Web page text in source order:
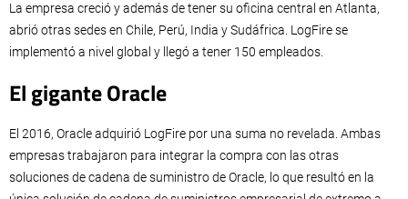
La empresa creció y además de tener su oficina central en Atlanta,
abrió otras sedes en Chile, Perú, India y Sudáfrica. LogFire se
implementó a nivel global y llegó a tener 150 empleados.
El gigante Oracle
El 2016, Oracle adquirió LogFire por una suma no revelada. Ambas
empresas trabajaron para integrar la compra con las otras
soluciones de cadena de suministro de Oracle, lo que resultó en la